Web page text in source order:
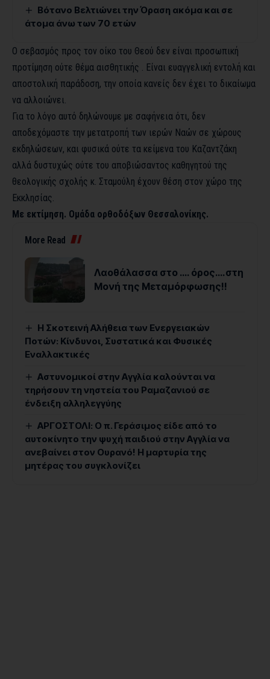
Βότανο Βελτιώνει την Όραση ακόμα και σε
άτομα άνω των 70 ετών
Ο σεβασμός προς τον οίκο του Θεού δεν είναι προσωπική
προτίμηση ούτε θέμα αισθητικής . Είναι ευαγγελική εντολή και
αποστολική παράδοση, την οποία κανείς δεν έχει το δικαίωμα
να αλλοιώνει.
Για το λόγο αυτό δηλώνουμε με σαφήνεια ότι, δεν
αποδεχόμαστε την μετατροπή των ιερών Ναών σε χώρους
εκδηλώσεων, και φυσικά ούτε τα κείμενα του Καζαντζάκη
αλλά δυστυχώς ούτε του αποβιώσαντος καθηγητού της
θεολογικής σχολής κ. Σταμούλη έχουν θέση στον χώρο της
Εκκλησίας.
Με εκτίμηση. Ομάδα ορθοδόξων Θεσσαλονίκης.
More Read
Λαοθάλασσα στο …. όρος….στη
Μονή της Μεταμόρφωσης!!
Η Σκοτεινή Αλήθεια των Ενεργειακών
Ποτών: Κίνδυνοι, Συστατικά και Φυσικές
Εναλλακτικές
Αστυνομικοί στην Αγγλία καλούνται να
τηρήσουν τη νηστεία του Ραμαζανιού σε
ένδειξη αλληλεγγύης
ΑΡΓΟΣΤΟΛΙ: Ο π. Γεράσιμος είδε από το
αυτοκίνητο την ψυχή παιδιού στην Αγγλία να
ανεβαίνει στον Ουρανό! Η μαρτυρία της
μητέρας του συγκλονίζει